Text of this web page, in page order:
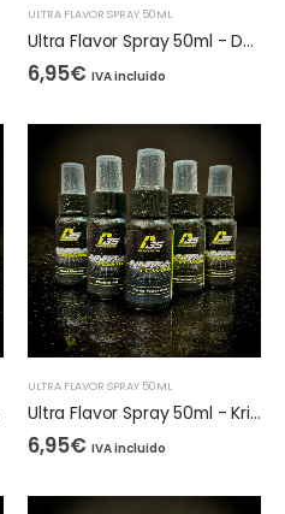
ULTRA FLAVOR SPRAY 50ML
Ultra Flavor Spray 50ml - Doble M
6,95€ IVA incluido
ULTRA FLAVOR SPRAY 50ML
Ultra Flavor Spray 50ml - Krill Tuna
6,95€ IVA incluido